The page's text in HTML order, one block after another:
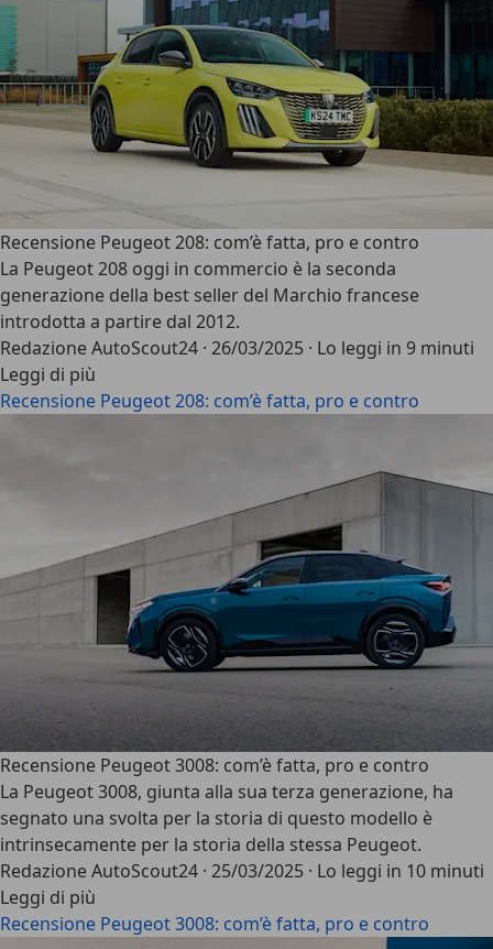
Recensione Peugeot 208: com’è fatta, pro e contro
La Peugeot 208 oggi in commercio è la seconda
generazione della best seller del Marchio francese
introdotta a partire dal 2012.
Redazione AutoScout24 · 26/03/2025 · Lo leggi in 9 minuti
Leggi di più
Recensione Peugeot 208: com’è fatta, pro e contro
Recensione Peugeot 3008: com’è fatta, pro e contro
La Peugeot 3008, giunta alla sua terza generazione, ha
segnato una svolta per la storia di questo modello è
intrinsecamente per la storia della stessa Peugeot.
Redazione AutoScout24 · 25/03/2025 · Lo leggi in 10 minuti
Leggi di più
Recensione Peugeot 3008: com’è fatta, pro e contro